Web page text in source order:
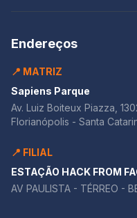
Endereços
📍 MATRIZ
Sapiens Parque
Av. Luiz Boiteux Piazza,
Florianópolis - Santa
📍 FILIAL
ESTAÇÃO HACK FROM
AV PAULISTA - TÉRREO -